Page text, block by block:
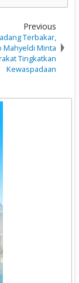
Previous
Terbakar,
Mahyeldi Minta
Tingkatkan
Kewaspadaan